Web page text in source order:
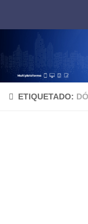
ETIQUETADO: